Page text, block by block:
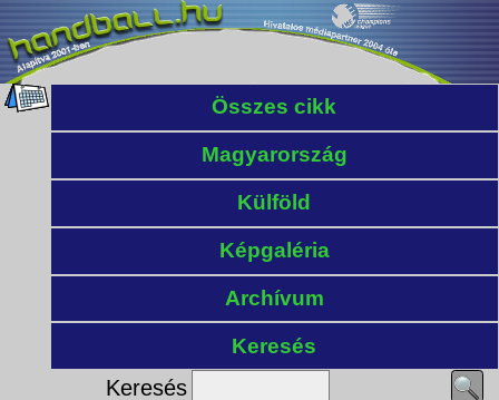
Összes cikk
Magyarország
Külföld
Képgaléria
Archívum
Keresés
Keresés